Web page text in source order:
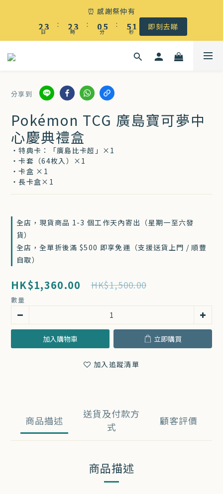
☀️ 盛夏感謝祭低至5折｜滿$500 全港免運
⏰ 感謝祭仲有
2
1
3
2
日
:
2
1
3
2
時
:
1
0
6
5
4
0
分
:
6
5
4
2
1
0
秒 即刻去睇
☀️ 盛夏感謝祭低至5折｜滿$500 全港免運
分享到
Pokémon TCG 廣島寶可夢中
心慶典禮盒
・特典卡：「廣島比卡超」×1
・卡套（64枚入）×1
・卡盒 ×1
・長卡盒×1
全店，現貨商品 1-3 個工作天內寄出（星期一至六發
貨）
全店，全單折後滿 $500 即享免運（支援送貨上門 / 順豐
自取）
HK$1,360.00 HK$1,500.00
數量
加入購物車 立即購買
加入追蹤清單
商品描述
送貨及付款方
式
顧客評價
商品描述